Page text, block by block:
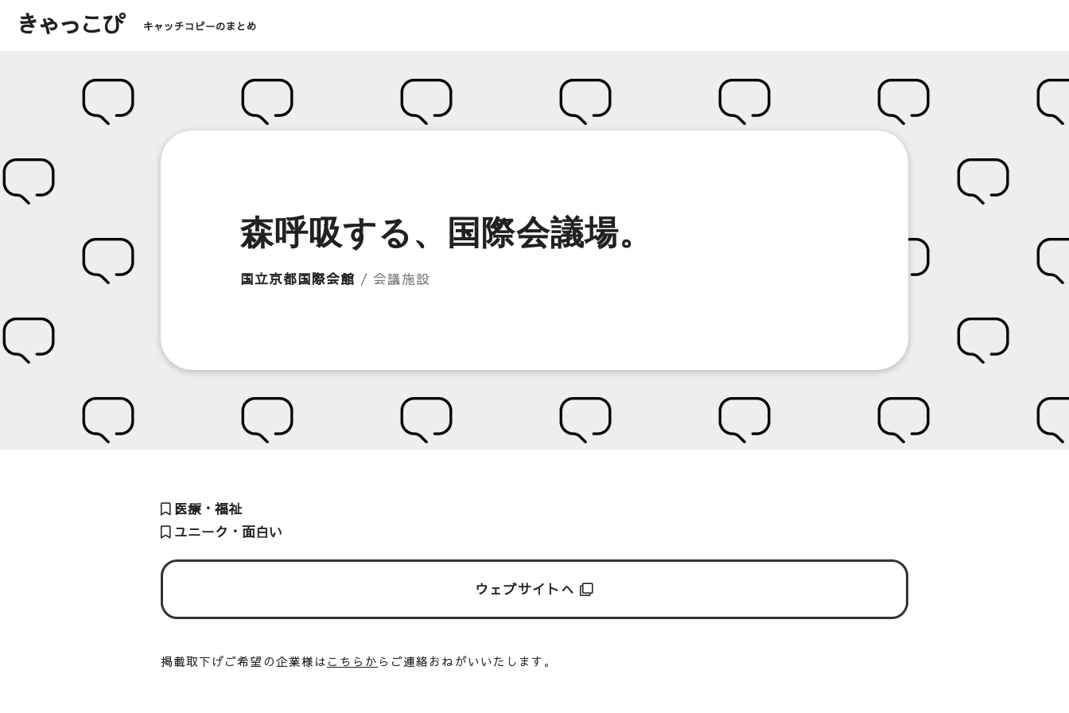
きゃっこぴ キャッチコピーのまとめ
森呼吸する、国際会議場。
国立京都国際会館 / 会議施設
医療・福祉
ユニーク・面白い
ウェブサイトへ
掲載取下げご希望の企業様は こちらか らご連絡おねがいいたします。